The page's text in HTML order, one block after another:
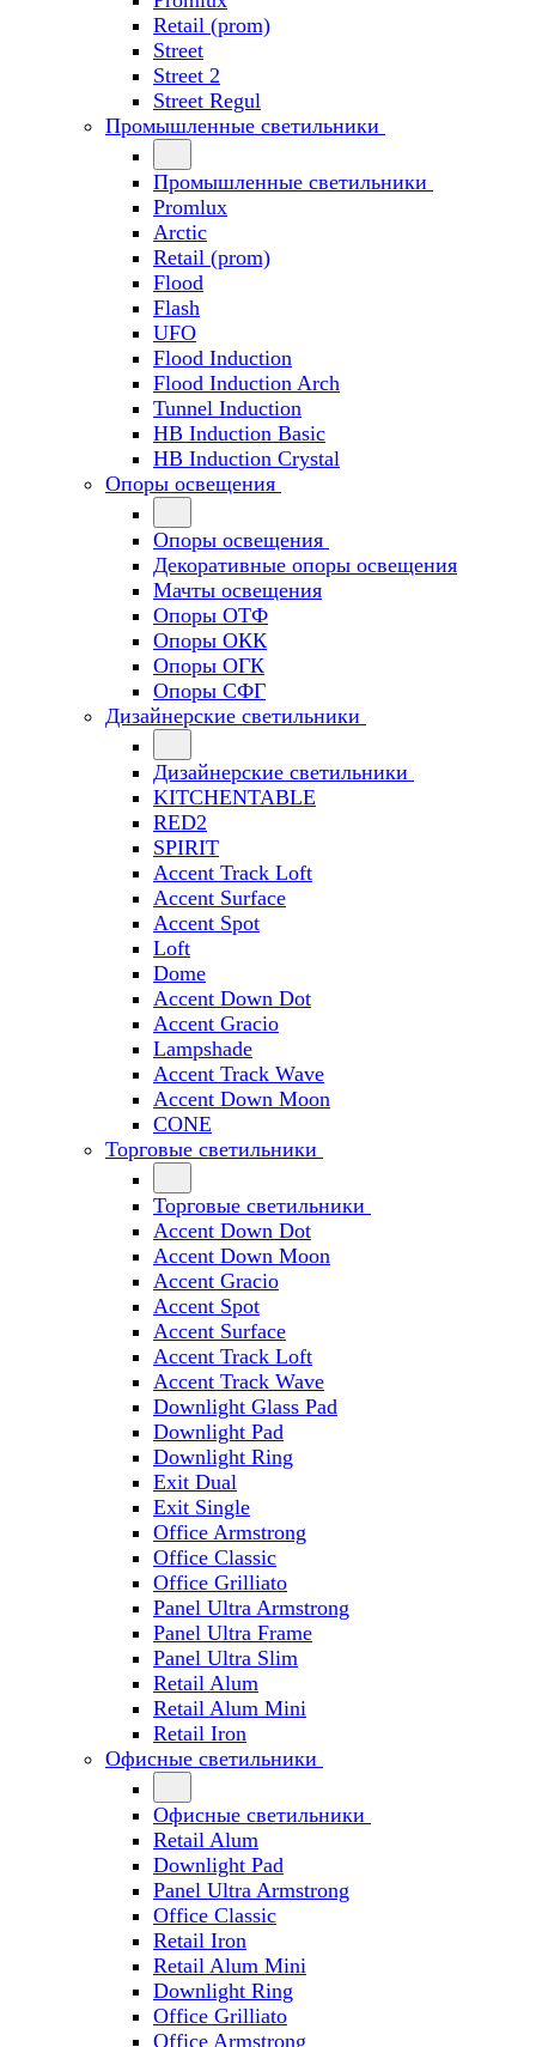
Retail (prom)
Street
Street 2
Street Regul
Промышленные светильники
Промышленные светильники
Promlux
Arctic
Retail (prom)
Flood
Flash
UFO
Flood Induction
Flood Induction Arch
Tunnel Induction
HB Induction Basic
HB Induction Crystal
Опоры освещения
Опоры освещения
Декоративные опоры освещения
Мачты освещения
Опоры ОТФ
Опоры ОКК
Опоры ОГК
Опоры СФГ
Дизайнерские светильники
Дизайнерские светильники
KITCHENTABLE
RED2
SPIRIT
Accent Track Loft
Accent Surface
Accent Spot
Loft
Dome
Accent Down Dot
Accent Gracio
Lampshade
Accent Track Wave
Accent Down Moon
CONE
Торговые светильники
Торговые светильники
Accent Down Dot
Accent Down Moon
Accent Gracio
Accent Spot
Accent Surface
Accent Track Loft
Accent Track Wave
Downlight Glass Pad
Downlight Pad
Downlight Ring
Exit Dual
Exit Single
Office Armstrong
Office Classic
Office Grilliato
Panel Ultra Armstrong
Panel Ultra Frame
Panel Ultra Slim
Retail Alum
Retail Alum Mini
Retail Iron
Офисные светильники
Офисные светильники
Retail Alum
Downlight Pad
Panel Ultra Armstrong
Office Classic
Retail Iron
Retail Alum Mini
Downlight Ring
Office Grilliato
Office Armstrong